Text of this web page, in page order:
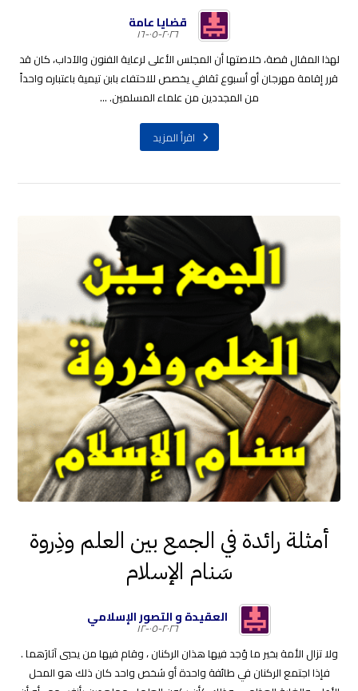
قضايا عامة
٢٠٢٦-٠٥-١٦
لهذا المقال قصة، خلاصتها أن المجلس الأعلى لرعاية الفنون والآداب، كان قد
قرر إقامة مهرجان أو أسبوع ثقافي يخصص للاحتفاء بابن تيمية باعتباره واحداً
من المجددين من علماء المسلمين. ...
اقرأ المزيد
أمثلة رائدة في الجمع بين العلم وذِروة
سَنام الإسلام
العقيدة و التصور الإسلامي
٢٠٢٦-٠٥-١٢
ولا تزال الأمة بخير ما وُجد فيها هذان الركنان ، وقام فيها من يحيي آثارَهما .
فإذا اجتمع الركنان في طائفة واحدة أو شخص واحد كان ذلك هو المحل